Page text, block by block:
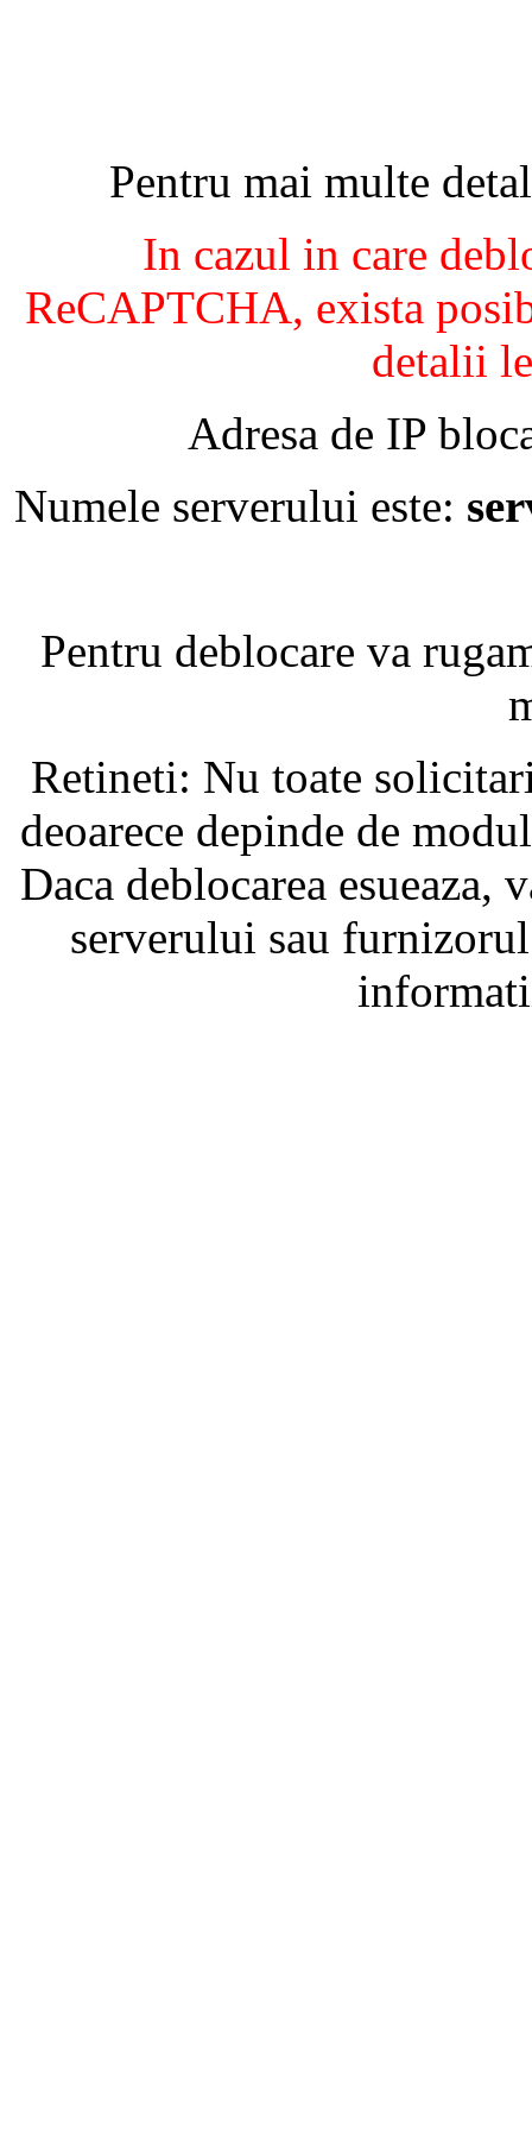
Pentru mai multe
In cazul in care
ReCAPTCHA, exista
detalii
Adresa de IP
Numele serverului este:
Pentru deblocare va
Retineti: Nu toate
deoarece depinde de
Daca deblocarea
serverului sau